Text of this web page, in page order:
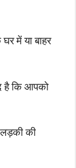
में या बाहर
है कि आपको
की